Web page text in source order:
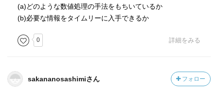
(a)どのような数値処理の手法をもちいているか
(b)必要な情報をタイムリーに入手できるか
0 詳細をみる
sakananosashimiさん フォロー